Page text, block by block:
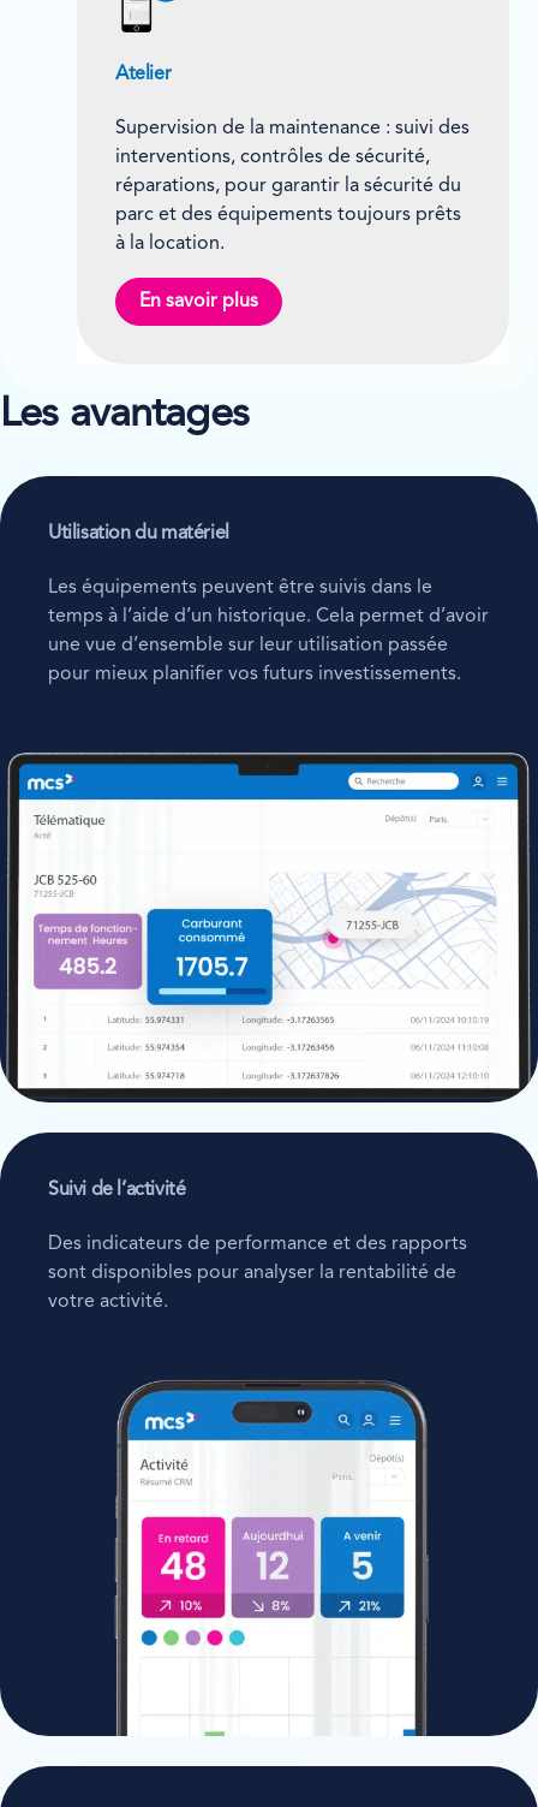
Atelier
Supervision de la maintenance : suivi des
interventions, contrôles de sécurité,
réparations, pour garantir la sécurité du
parc et des équipements toujours prêts
à la location.
En savoir plus
Les avantages
Utilisation du matériel
Les équipements peuvent être suivis dans le
temps à l’aide d’un historique. Cela permet d’avoir
une vue d’ensemble sur leur utilisation passée
pour mieux planifier vos futurs investissements.
Suivi de l’activité
Des indicateurs de performance et des rapports
sont disponibles pour analyser la rentabilité de
votre activité.